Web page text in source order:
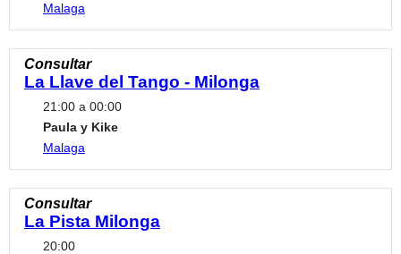
Malaga
Consultar
La Llave del Tango - Milonga
21:00 a 00:00
Paula y Kike
Malaga
Consultar
La Pista Milonga
20:00